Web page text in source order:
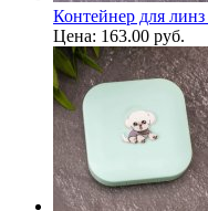
Контейнер для
Цена: 163.00 руб.